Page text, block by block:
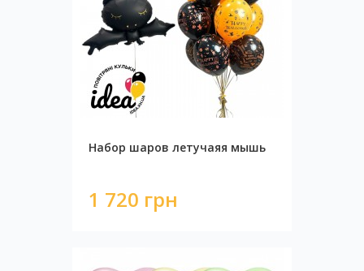
Набор шаров летучаяя мышь
1 720 грн